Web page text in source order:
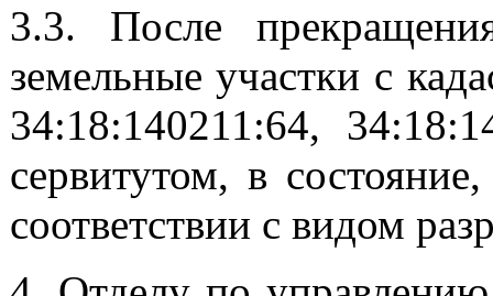
3.3. После
земельные участки с
34:18:140211:64,
сервитутом, в
соответствии с видом